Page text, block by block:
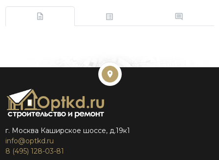
г. Москва Каширское шоссе, д.19к1
info@optkd.ru
8 (495) 128-03-81